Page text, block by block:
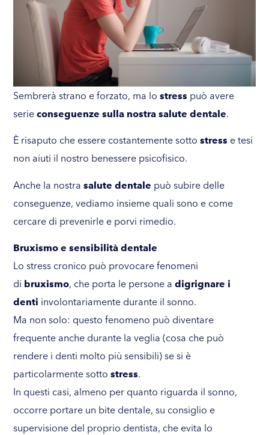
Sembrerà strano e forzato, ma lostress può avere
serieconseguenze sulla nostra salute dentale.
È risaputo che essere costantemente sottostress e tesi
non aiuti il nostro benessere psicofisico.
Anche la nostrasalute dentale può subire delle
conseguenze, vediamo insieme quali sono e come
cercare di prevenirle e porvi rimedio.
Bruxismo e sensibilità dentale
Lo stress cronico può provocare fenomeni
di bruxismo, che porta le persone adigrignare i
denti involontariamente durante il sonno.
Ma non solo: questo fenomeno può diventare
frequente anche durante la veglia (cosa che può
rendere i denti molto più sensibili) se si è
particolarmente sottostress.
In questi casi, almeno per quanto riguarda il sonno,
occorre portare un bite dentale, su consiglio e
supervisione del proprio dentista, che evita lo